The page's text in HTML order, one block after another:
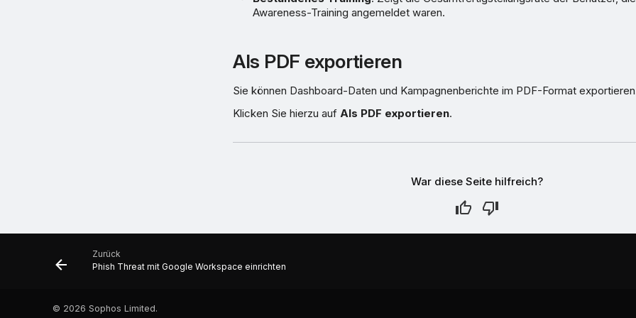
Awareness-Training angemeldet waren.
Als PDF exportieren
Sie können Dashboard-Daten und Kampagnenberichte im PDF-Format
Klicken Sie hierzu auf Als PDF exportieren.
War diese Seite hilfreich?
Zurück
Phish Threat mit Google Workspace einrichten
© 2026 Sophos Limited.